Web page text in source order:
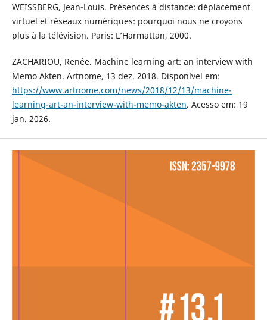
WEISSBERG, Jean-Louis. Présences à distance: déplacement
virtuel et réseaux numériques: pourquoi nous ne croyons
plus à la télévision. Paris: L’Harmattan, 2000.
ZACHARIOU, Renée. Machine learning art: an interview with
Memo Akten. Artnome, 13 dez. 2018. Disponível em:
https://www.artnome.com/news/2018/12/13/machine-
learning-art-an-interview-with-memo-akten. Acesso em: 19
jan. 2026.